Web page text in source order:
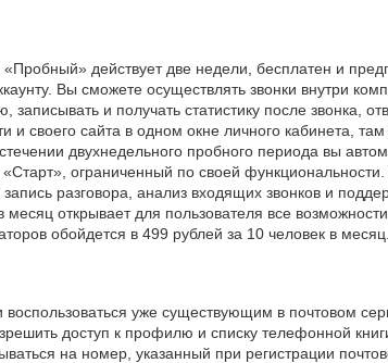
действует две недели, бесплатен и
Вы сможете осуществлять звонки внутри
и получать статистику после звонка,
и своего сайта в одном окне личного кабинета,
двухнедельного пробного периода вы
ограниченный по своей функциональности.
разговора, анализ входящих звонков и
открывает для пользователя все
обойдется в 499 рублей за 10 человек в месяц.
уже существующим в почтовом
доступ к профилю и списку телефонной
на номер, указанный при регистрации